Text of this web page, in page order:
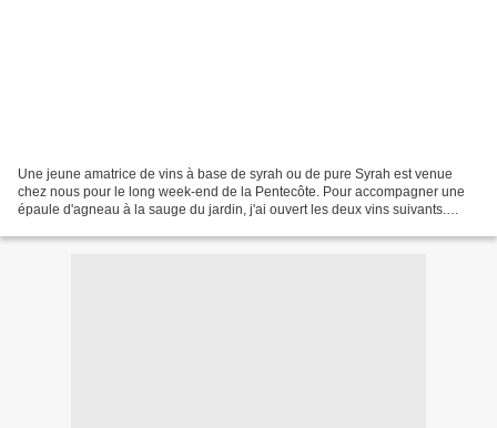
Une jeune amatrice de vins à base de syrah ou de pure Syrah est venue
chez nous pour le long week-end de la Pentecôte. Pour accompagner une
épaule d'agneau à la sauge du jardin, j'ai ouvert les deux vins suivants.